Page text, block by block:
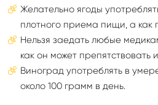
Желательно ягоды
плотного приема пищи, а как
Нельзя заедать любые
как он может препятствовать
Виноград употреблять в
около 100 грамм в день.